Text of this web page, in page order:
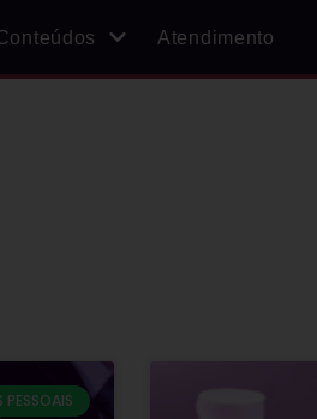
Atendimento
PESSOAIS